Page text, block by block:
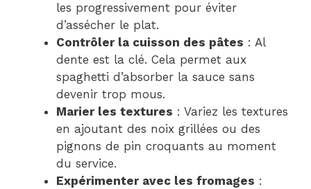
les progressivement pour éviter
d’assécher le plat.
Contrôler la cuisson des pâtes : Al
dente est la clé. Cela permet aux
spaghetti d’absorber la sauce sans
devenir trop mous.
Marier les textures : Variez les textures
en ajoutant des noix grillées ou des
pignons de pin croquants au moment
du service.
Expérimenter avec les fromages :